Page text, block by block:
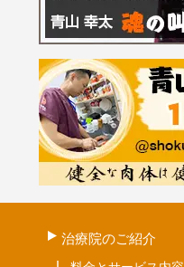
治療院のご紹介